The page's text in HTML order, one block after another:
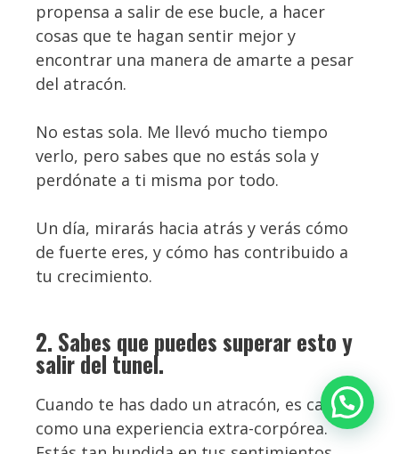
propensa a salir de ese bucle, a hacer
cosas que te hagan sentir mejor y
encontrar una manera de amarte a pesar
del atracón.
No estas sola. Me llevó mucho tiempo
verlo, pero sabes que no estás sola y
perdónate a ti misma por todo.
Un día, mirarás hacia atrás y verás cómo
de fuerte eres, y cómo has contribuido a
tu crecimiento.
2. Sabes que puedes superar esto y
salir del tunel.
Cuando te has dado un atracón, es casi
como una experiencia extra-corpórea.